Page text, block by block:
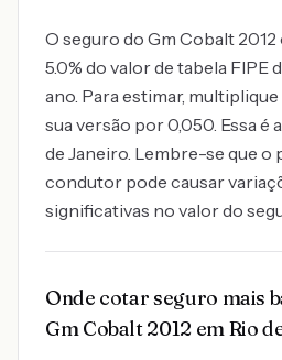
O seguro do Gm Cobalt 2012
5.0% do valor de tabela FIPE
ano. Para estimar,
sua versão por 0,050. Essa é
de Janeiro. Lembre-se que o
condutor pode causar
significativas no valor do
Onde cotar seguro mais
Gm Cobalt 2012 em Rio